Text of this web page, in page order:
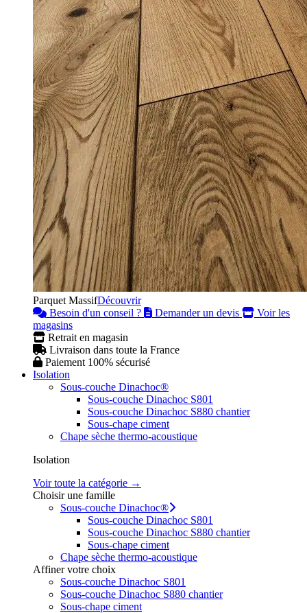
Parquet MassifDécouvrir
Besoin d'un conseil ?
Demander un devis
Voir les
magasins
Retrait en magasin
Livraison dans toute la France
Paiement 100% sécurisé
Isolation
Sous-couche Dinachoc®
Sous-couche Dinachoc S801
Sous-couche Dinachoc S880 chantier
Sous-chape ciment
Chape sèche thermo-acoustique
Isolation
Voir toute la catégorie →
Choisir une famille
Sous-couche Dinachoc®
Sous-couche Dinachoc S801
Sous-couche Dinachoc S880 chantier
Sous-chape ciment
Chape sèche thermo-acoustique
Affiner votre choix
Sous-couche Dinachoc S801
Sous-couche Dinachoc S880 chantier
Sous-chape ciment